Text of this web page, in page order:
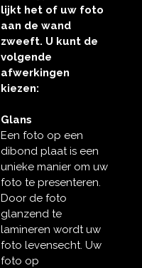
lijkt het of uw foto
aan de wand
zweeft. U kunt de
volgende
afwerkingen
kiezen:
Glans
Een foto op een
dibond plaat is een
unieke manier om uw
foto te presenteren.
Door de foto
glanzend te
lamineren wordt uw
foto levensecht. Uw
foto op